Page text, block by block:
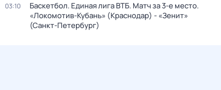
03:10
Баскетбол. Единая лига ВТБ. Матч за 3-е место.
«Локомотив-Кубань» (Краснодар) - «Зенит»
(Санкт-Петербург)